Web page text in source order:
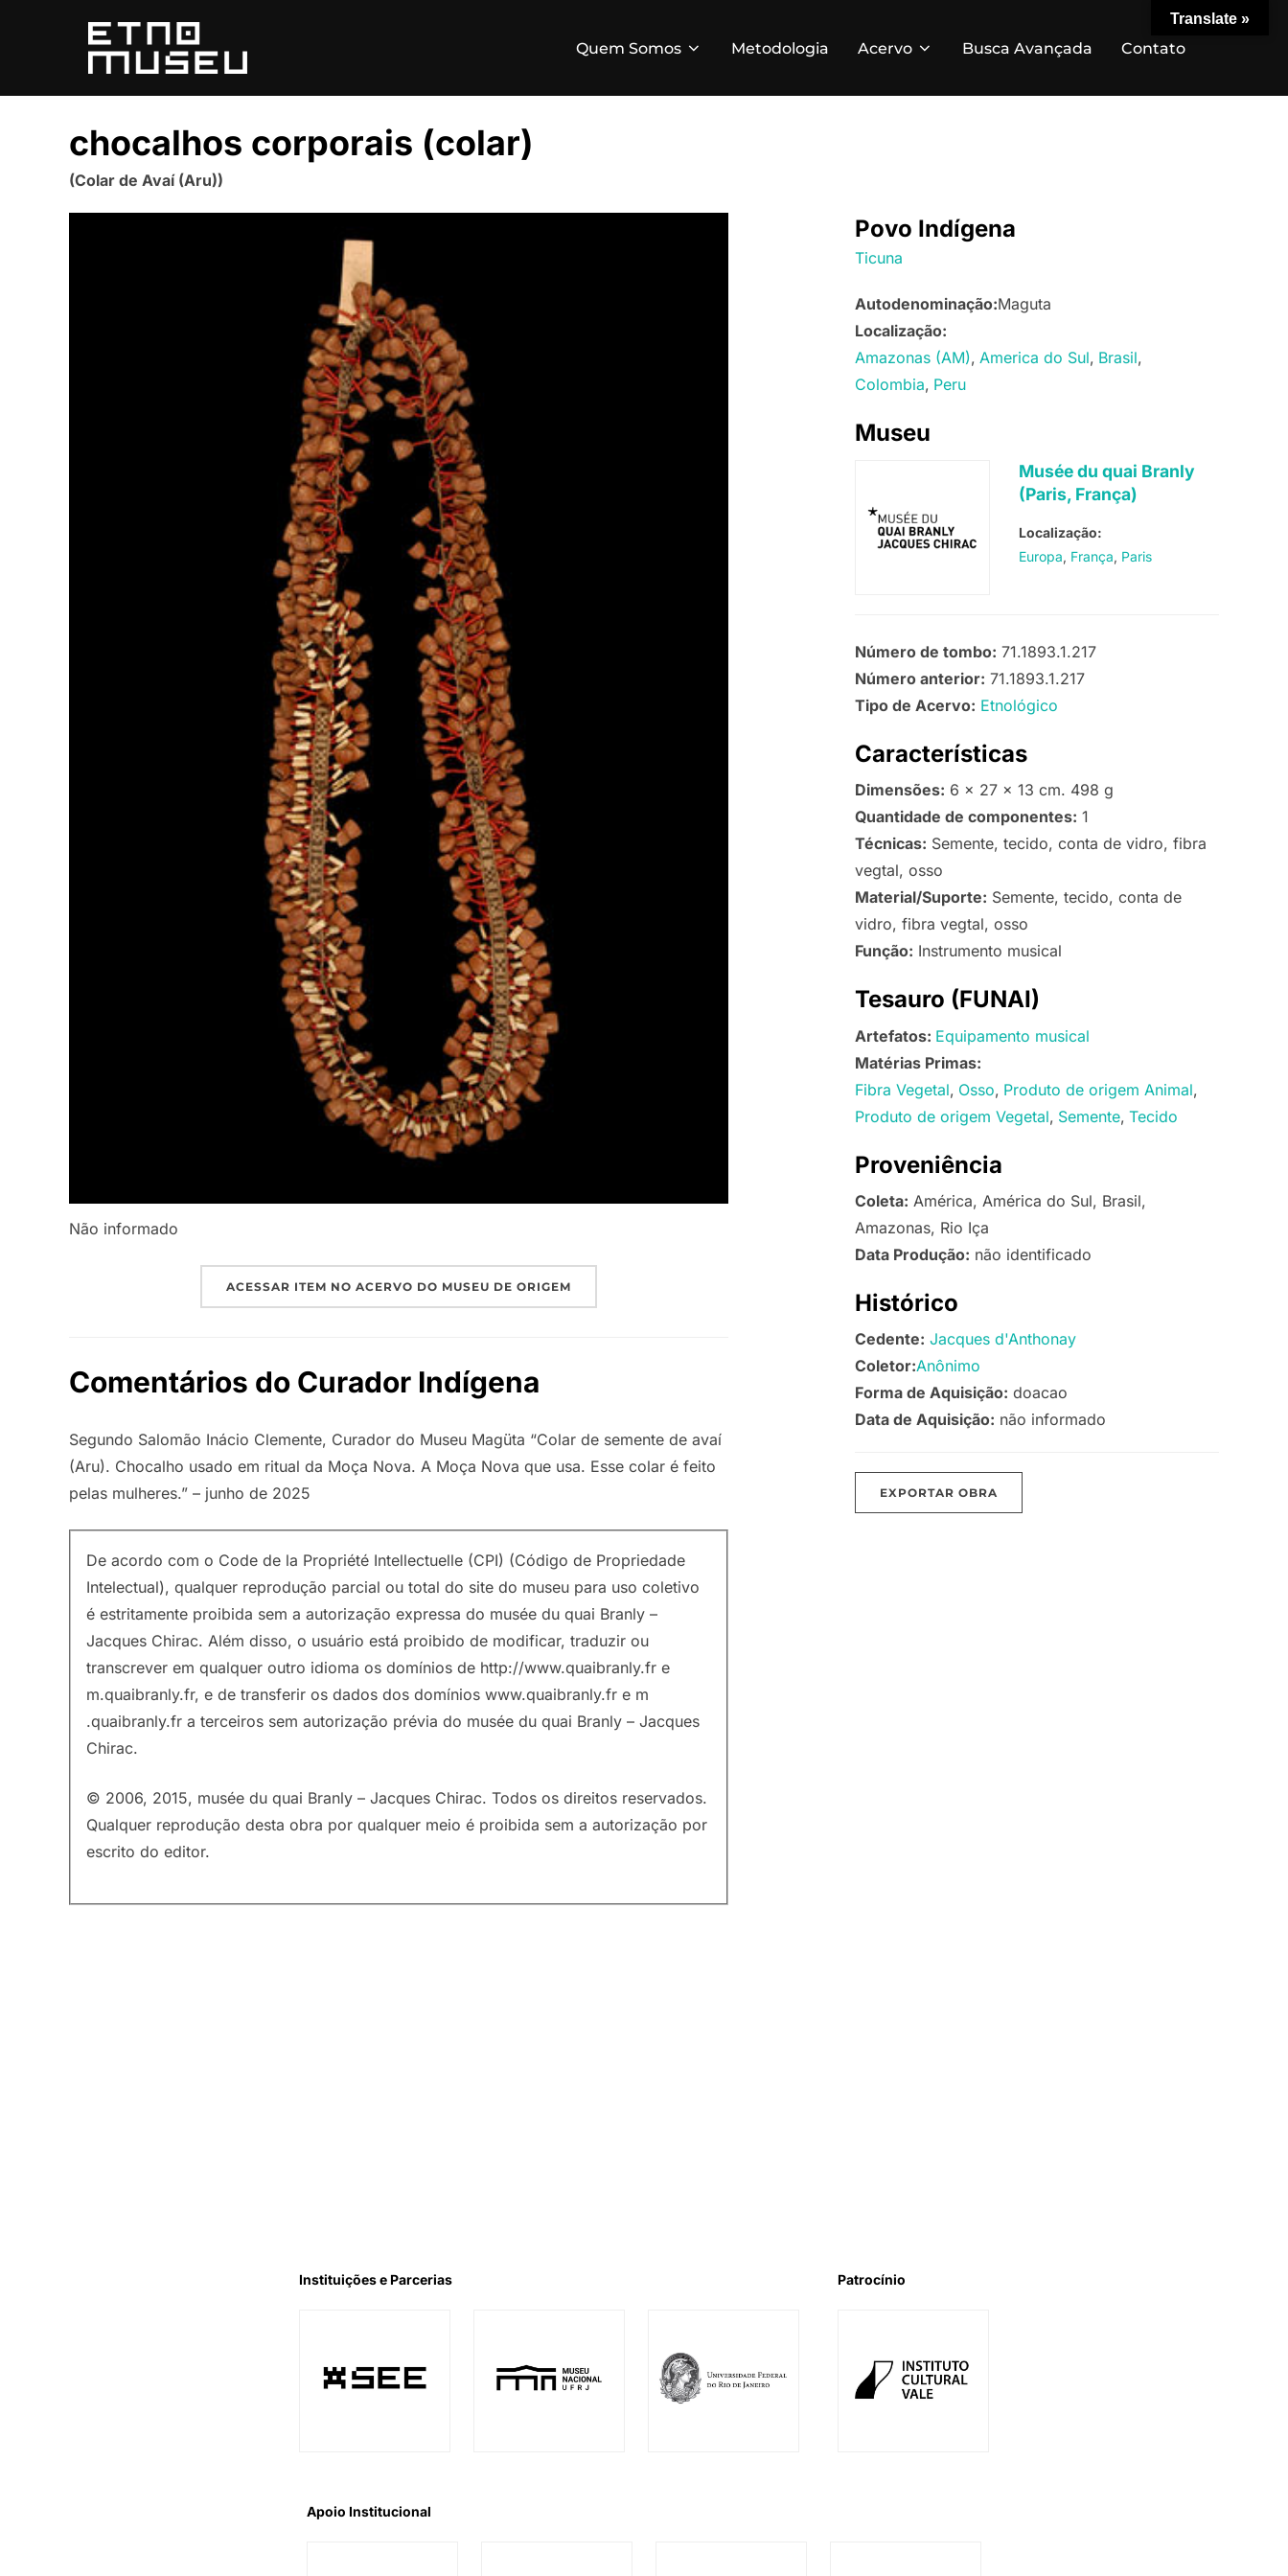
conteúdo
Quem Somos Metodologia Acervo Busca Avançada Contato
chocalhos corporais (colar)
(Colar de Avaí (Aru))
Não informado
ACESSAR ITEM NO ACERVO DO MUSEU DE ORIGEM
Comentários do Curador Indígena
Segundo Salomão Inácio Clemente, Curador do Museu Magüta “Colar de semente de avaí
(Aru). Chocalho usado em ritual da Moça Nova. A Moça Nova que usa. Esse colar é feito
pelas mulheres.” – junho de 2025
De acordo com o Code de la Propriété Intellectuelle (CPI) (Código de Propriedade
Intelectual), qualquer reprodução parcial ou total do site do museu para uso coletivo
é estritamente proibida sem a autorização expressa do musée du quai Branly –
Jacques Chirac. Além disso, o usuário está proibido de modificar, traduzir ou
transcrever em qualquer outro idioma os domínios de http://www.quaibranly.fr e
m.quaibranly.fr, e de transferir os dados dos domínios www.quaibranly.fr e m
.quaibranly.fr a terceiros sem autorização prévia do musée du quai Branly – Jacques
Chirac.
© 2006, 2015, musée du quai Branly – Jacques Chirac. Todos os direitos reservados.
Qualquer reprodução desta obra por qualquer meio é proibida sem a autorização por
escrito do editor.
Povo Indígena
Ticuna
Autodenominação:Maguta
Localização:
Amazonas (AM) America do Sul Brasil
Colombia Peru
Museu
Musée du quai Branly
(Paris, França)
Localização:
Europa França Paris
Número de tombo: 71.1893.1.217
Número anterior: 71.1893.1.217
Tipo de Acervo: Etnológico
Características
Dimensões: 6 x 27 x 13 cm. 498 g
Quantidade de componentes: 1
Técnicas: Semente, tecido, conta de vidro, fibra
vegtal, osso
Material/Suporte: Semente, tecido, conta de
vidro, fibra vegtal, osso
Função: Instrumento musical
Tesauro (FUNAI)
Artefatos: Equipamento musical
Matérias Primas:
Fibra Vegetal Osso Produto de origem Animal
Produto de origem Vegetal Semente Tecido
Proveniência
Coleta: América, América do Sul, Brasil,
Amazonas, Rio Iça
Data Produção: não identificado
Histórico
Cedente: Jacques d'Anthonay
Coletor:Anônimo
Forma de Aquisição: doacao
Data de Aquisição: não informado
EXPORTAR OBRA
Instituições e Parcerias Patrocínio
Apoio Institucional
Translate »